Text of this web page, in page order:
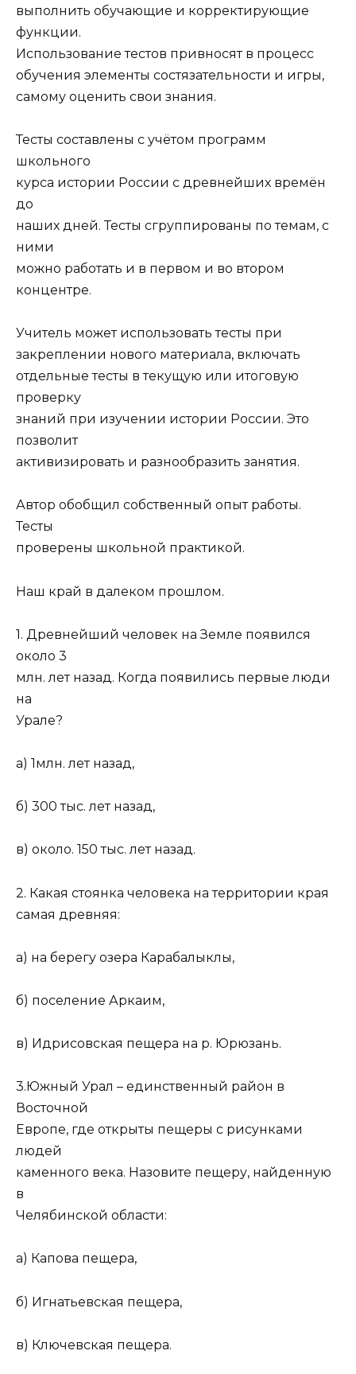
выполнить обучающие и корректирующие
функции.
Использование тестов привносят в процесс
обучения элементы состязательности и игры,
самому оценить свои знания.
Тесты составлены с учётом программ
школьного
курса истории России с древнейших времён
до
наших дней. Тесты сгруппированы по темам, с
ними
можно работать и в первом и во втором
концентре.
Учитель может использовать тесты при
закреплении нового материала, включать
отдельные тесты в текущую или итоговую
проверку
знаний при изучении истории России. Это
позволит
активизировать и разнообразить занятия.
Автор обобщил собственный опыт работы.
Тесты
проверены школьной практикой.
Наш край в далеком прошлом.
1. Древнейший человек на Земле появился
около 3
млн. лет назад. Когда появились первые люди
на
Урале?
а) 1млн. лет назад,
б) 300 тыс. лет назад,
в) около. 150 тыс. лет назад.
2. Какая стоянка человека на территории края
самая древняя:
а) на берегу озера Карабалыклы,
б) поселение Аркаим,
в) Идрисовская пещера на р. Юрюзань.
3.Южный Урал – единственный район в
Восточной
Европе, где открыты пещеры с рисунками
людей
каменного века. Назовите пещеру, найденную
в
Челябинской области:
а) Капова пещера,
б) Игнатьевская пещера,
в) Ключевская пещера.